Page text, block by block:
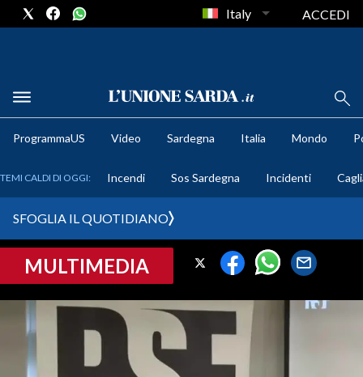
METEO
CRONACA SARDEGNA
PROVINCIA DI CAGLIARI
MEDIO CAMPIDANO
Italy ACCEDI
ProgrammaUS Video Sardegna Italia Mondo
TEMI CALDI DI OGGI: Incendi Sos Sardegna Incidenti
SFOGLIA IL QUOTIDIANO
MULTIMEDIA